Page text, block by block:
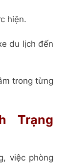
hiện.
du lịch đến
trong từng
Trạng
việc phòng